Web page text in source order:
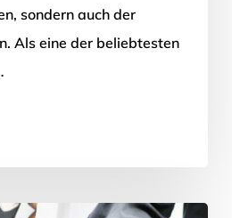
sondern auch der
Als eine der beliebtesten